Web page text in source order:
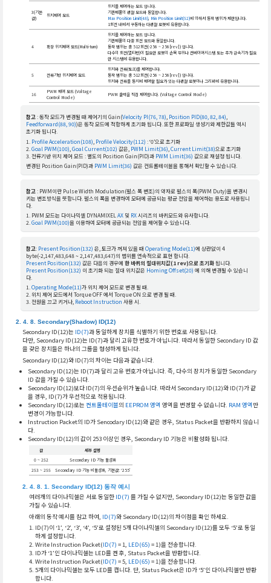
3(기본
값)
위치제어 모드
위치를 제어하는 모드 입니다.
기존제품의 관절 모드와 동일합니다.
Max Position Limit(48), Min Position Limit(52)에 의해서 동작 범위가 제한됩니다.
1회전 내에서 구동하는 다관절 로봇에 유용합니다.
4 확장 위치제어 모드(Multi-turn)
위치를 제어하는 모드 입니다.
기존제품의 다중 회전 모드와 동일합니다.
동작 범위는 총 512회전(-256 ~ 256[rev]) 입니다.
다수의 회전(멀티턴)이 필요한 로봇의 손목 부위나 컨베이어시스템 또는 추가 감속기가 필요
한 시스템에 유용합니다.
5 전류기반 위치제어 모드
위치와 전류(토크)를 제어합니다.
동작 범위는 총 512회전(-256 ~ 256[rev]) 입니다.
위치와 전류를 동시에 제어할 필요가 있는 다관절 로봇이나 그리퍼에 유용합니다.
16
PWM 제어 모드 (Voltage
Control Mode)
PWM 출력을 직접 제어합니다. (Voltage Control Mode)
참고 : 동작 모드가 변경될 때 제어기의 Gain(Velocity PI(76, 78) Position PID(80, 82, 84)
Feedforward(88, 90))은 동작 모드에 적합하게 초기화 됩니다. 또한 프로파일 생성기와 제한값들 역시
초기화 됩니다.
Profile Acceleration(108) Profile Velocity(112) : ‘0’으로 초기화
Goal PWM(100) Goal Current(102) 값은, PWM Limit(36) Current Limit(38)으로 초기화
전류기반 위치 제어 모드 : 별도의 Position Gain(PID)과 PWM Limit(36) 값으로 재설정 됩니다.
변경된 Position Gain(PID)과 PWM Limit(36) 값은 컨트롤테이블을 통해서 확인할 수 있습니다.
참고 : PWM이란 Pulse Width Modulation(펄스 폭 변조)의 약자로 펄스의 폭(PWM Duty)을 변경시
키는 변조방식을 뜻합니다. 펄스의 폭을 변경하여 모터에 공급되는 평균 전압을 제어하는 용도로 사용됩니
다.
PWM 모드는 다이나믹셀 DYNAMIXELAX및 RX시리즈의 바퀴모드와 유사합니다.
Goal PWM(100)을 이용하여 모터에 공급되는 전압을 제어할 수 있습니다.
참고: Present Position(132) 은, 토크가 꺼져 있을 때Operating Mode(11)에 상관없이 4
byte(-2,147,483,648 ~ 2,147,483,647)의 범위를 연속적으로 표현 합니다.
Present Position(132) 값은 다음의 경우에한 바퀴의 절대위치값(1 rev)으로 초기화됩니다.
Present Position(132) 이 초기화 되는 절대 위치값은 Homing Offset(20) 에 의해 변경될 수 있습니
다.
Operating Mode(11)가 위치 제어 모드로 변경 될 때.
위치 제어 모드에서 Torque OFF 에서 Torque ON 으로 변경 될 때.
전원을 끄고 키거나, Reboot Instruction 사용 시.
Secondary(Shadow) ID(12)
Secondary ID(12)는 ID(7)과 동일하게 장치를 식별하기 위한 번호로 사용됩니다.
다만, Secondary ID(12)는 ID(7)과 달리 고유한 번호가 아닙니다. 따라서 동일한 Secondary ID 값
을 갖은 장치들은 하나의 그룹을 형성하게 됩니다.
Secondary ID(12)와 ID(7)의 차이는 다음과 같습니다.
Secondary ID(12)는 ID(7)과 달리 고유 번호가 아닙니다. 즉, 다수의 장치가 동일한 Secondary
ID 값을 가질 수 있습니다.
Secondary ID(12)보다 ID(7)의 우선순위가 높습니다. 따라서 Secondary ID(12)와 ID(7)가 같
을 경우, ID(7)가 우선적으로 적용됩니다.
Secondary ID(12)로는컨트롤테이블의 EEPROM 영역 영역을 변경할 수 없습니다. RAM 영역 만
변경이 가능합니다.
Instruction Packet의 ID가 Sencodary ID(12)와 같은 경우, Status Packet을 반환하지 않습니
다.
Secondary ID(12)의 값이 253 이상인 경우, Secondary ID 기능은 비활성화 됩니다.
값
세부 설명
0 ~ 252
Secondary ID 기능 활성화
253 ~ 255
Secondary ID 기능 비활성화, 기본값: ‘255’
Secondary ID(12) 동작 예시
여러개의 다이나믹셀은 서로 동일한 ID(7) 를 가질 수 없지만, Secondary ID(12)는 동일한 값을
가질 수 있습니다.
아래의 동작 예시를 참고 하여, ID(7)와 Secondary ID(12)의 차이점을 확인 하세요.
ID(7)이 ‘1’, ‘2’, ‘3’, ‘4’, ‘5’로 설정된 5개 다이나믹셀의 Secondary ID(12)를 모두 ‘5’로 동일
하게 설정합니다.
Write Instruction Packet(ID(7) = 1, LED(65) = 1)을 전송합니다.
ID가 ‘1’인 다이나믹셀는 LED를 켠 후, Status Packet을 반환합니다.
Write Instruction Packet(ID(7) = 5, LED(65) = 1)을 전송합니다.
5개의 다이나믹셀는 모두 LED를 켭니다. 단, Status Packet은 ID가 ‘5’인 다이나믹셀만 반환
합니다.